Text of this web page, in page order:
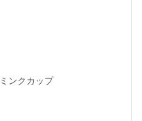
ンクカップ